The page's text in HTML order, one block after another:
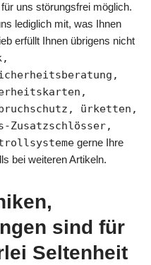
uns störungsfrei möglich.
lediglich mit, was Ihnen
erfüllt Ihnen übrigens nicht
ürketten,
Zusatzschlösser,
gerne Ihre
bei weiteren Artikeln.
sind für
Seltenheit